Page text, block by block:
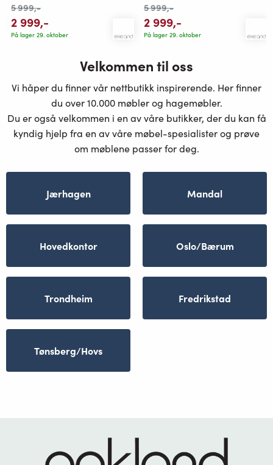
5 999,-
2 999,-
På lager 29. oktober
5 999,-
2 999,-
På lager 29. oktober
Velkommen til oss
Vi håper du finner vår nettbutikk inspirerende. Her finner
du over 10.000 møbler og hagemøbler.
Du er også velkommen i en av våre butikker, der du kan få
kyndig hjelp fra en av våre møbel-spesialister og prøve
om møblene passer for deg.
Jærhagen Mandal
Hovedkontor Oslo/Bærum
Trondheim Fredrikstad
Tønsberg/Hovs